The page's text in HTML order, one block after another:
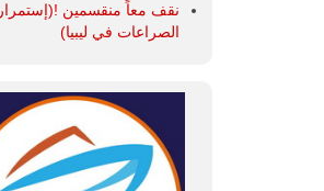
نقف معاً منقسمين !(إستمرار
الصراعات في ليبيا)